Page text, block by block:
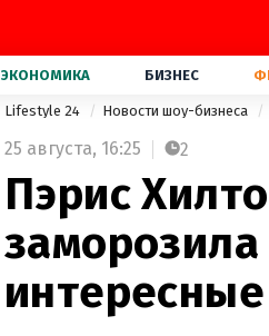
ЭКОНОМИКА БИЗНЕС
Lifestyle 24 Новости шоу-бизнеса
25 августа, 16:25 2
Пэрис